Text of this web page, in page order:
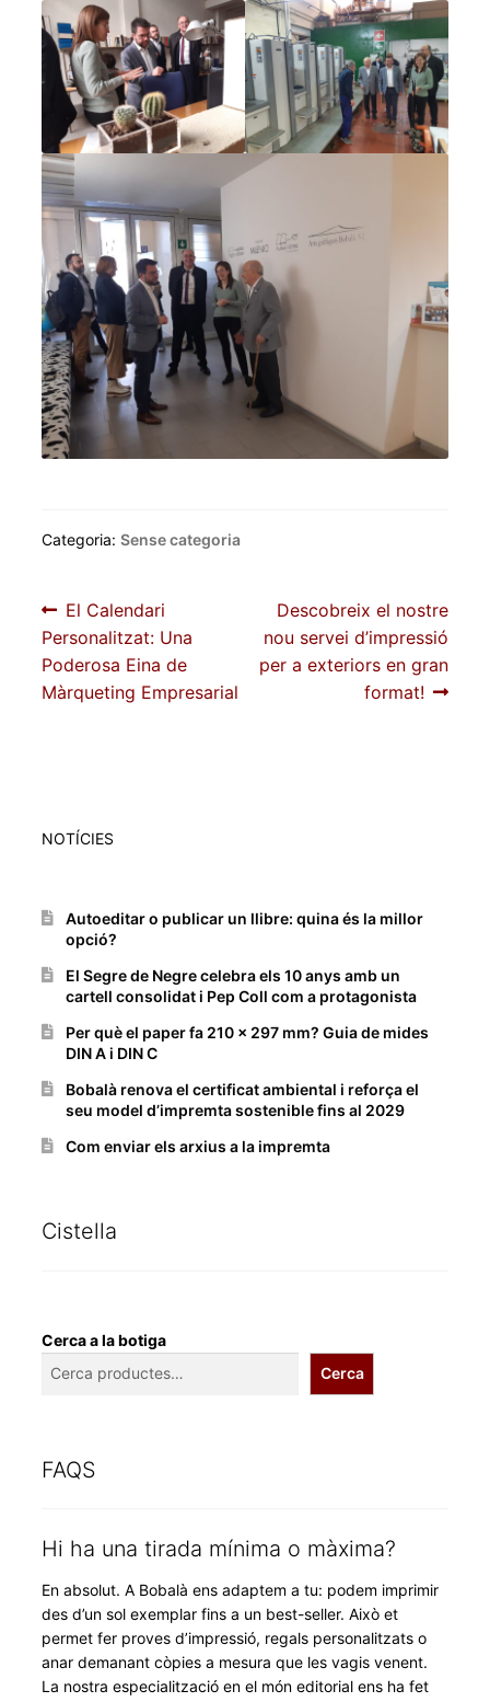
Categoria: Sense categoria
Navegació
d'entrades
Entrada
anterior:
El Calendari
Personalitzat: Una
Poderosa Eina de
Màrqueting Empresarial
Pròxima
entrada:
Descobreix el nostre
nou servei d’impressió
per a exteriors en gran
format!
NOTÍCIES
Autoeditar o publicar un llibre: quina és la millor
opció?
El Segre de Negre celebra els 10 anys amb un
cartell consolidat i Pep Coll com a protagonista
Per què el paper fa 210 x 297 mm? Guia de mides
DIN A i DIN C
Bobalà renova el certificat ambiental i reforça el
seu model d’impremta sostenible fins al 2029
Com enviar els arxius a la impremta
Cistella
Cerca a la botiga
Cerca
FAQS
Hi ha una tirada mínima o màxima?
En absolut. A Bobalà ens adaptem a tu: podem imprimir
des d’un sol exemplar fins a un best-seller. Això et
permet fer proves d’impressió, regals personalitzats o
anar demanant còpies a mesura que les vagis venent.
La nostra especialització en el món editorial ens ha fet